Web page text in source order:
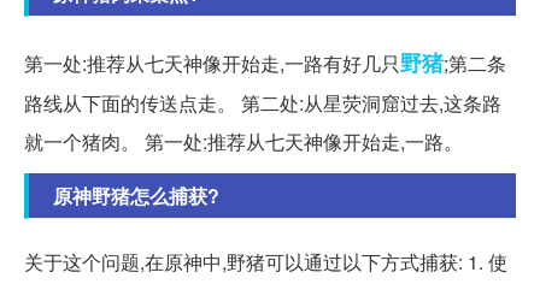
第一处:推荐从七天神像开始走,一路有好几只野猪;第二条
路线从下面的传送点走。 第二处:从星荧洞窟过去,这条路
就一个猪肉。 第一处:推荐从七天神像开始走,一路。
原神野猪怎么捕获?
关于这个问题,在原神中,野猪可以通过以下方式捕获: 1. 使